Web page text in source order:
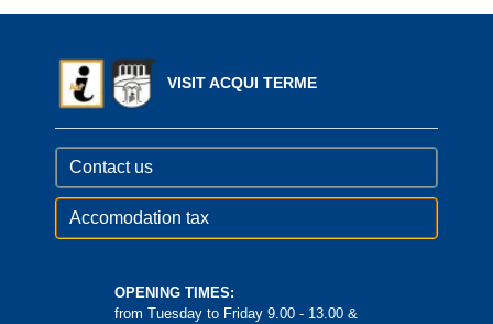
VISIT ACQUI TERME
Contact us
Accomodation tax
OPENING TIMES:
from Tuesday to Friday 9.00 - 13.00 &